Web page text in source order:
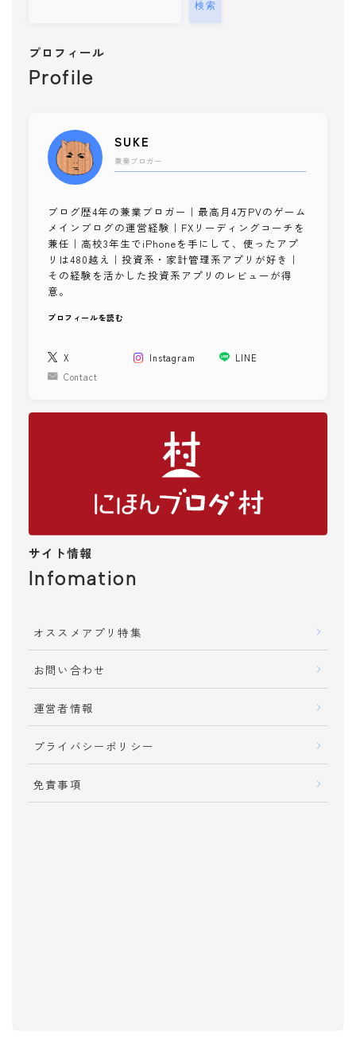
検索
プロフィール
Profile
SUKE
兼業ブロガー
ブログ歴4年の兼業ブロガー｜最高月4万PVのゲーム
メインブログの運営経験｜FXリーディングコーチを
兼任｜高校3年生でiPhoneを手にして、使ったアプ
リは480越え｜投資系・家計管理系アプリが好き｜
その経験を活かした投資系アプリのレビューが得
意。
プロフィールを読む
X Instagram
LINE
Contact
サイト情報
Infomation
オススメアプリ特集
お問い合わせ
運営者情報
プライバシーポリシー
免責事項